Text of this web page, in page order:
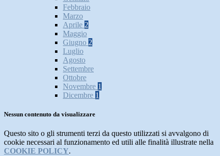
Febbraio
Marzo
Aprile 2
Maggio
Giugno 2
Luglio
Agosto
Settembre
Ottobre
Novembre 1
Dicembre 1
Nessun contenuto da visualizzare
Questo sito o gli strumenti terzi da questo utilizzati si avvalgono di
cookie necessari al funzionamento ed utili alle finalità illustrate nella
COOKIE POLICY.